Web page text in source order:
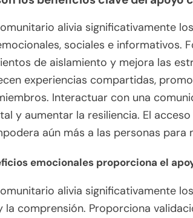
alivia significativamente
sociales e informativos.
de aislamiento y mejora las
experiencias compartidas,
Interactuar con una
y aumentar la resiliencia. El
aún más a las personas para
emocionales proporciona el
alivia significativamente
la comprensión. Proporciona